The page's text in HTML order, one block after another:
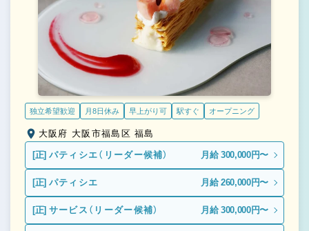
独立希望歓迎 月8日休み 早上がり可 駅すぐ オープニング
大阪府 大阪市福島区 福島
[正] パティシエ（リーダー候補） 月給 300,000円〜
[正] パティシエ 月給 260,000円〜
[正] サービス（リーダー候補） 月給 300,000円〜